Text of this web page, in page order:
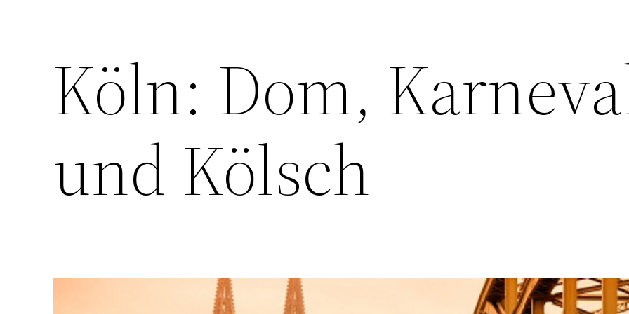
Köln: Dom,
und Kölsch